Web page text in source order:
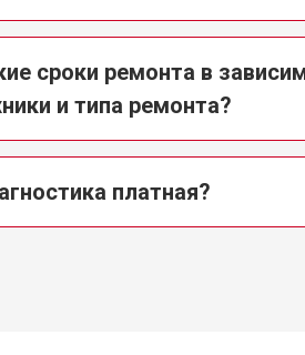
сроки ремонта в
и типа ремонта?
платная?